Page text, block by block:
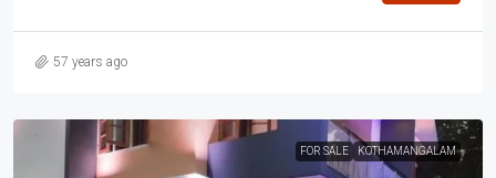
57 years ago
FOR SALE KOTHAMANGALAM